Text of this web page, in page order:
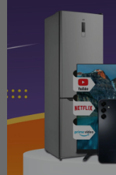
de 160° a 220°.
Temperatura
resultados
Cable
facilita el uso,
Control de
Voltaje: 220v
Temperatura